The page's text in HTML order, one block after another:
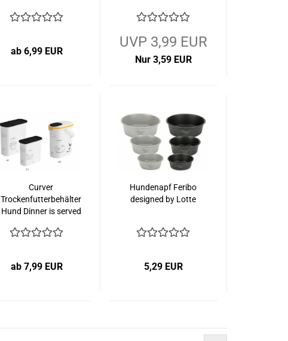
ab 6,99 EUR
UVP 3,99 EUR
Nur 3,59 EUR
Curver
Trockenfutterbehälter
Hund Dinner is served
ab 7,99 EUR
Hundenapf Feribo
designed by Lotte
5,29 EUR